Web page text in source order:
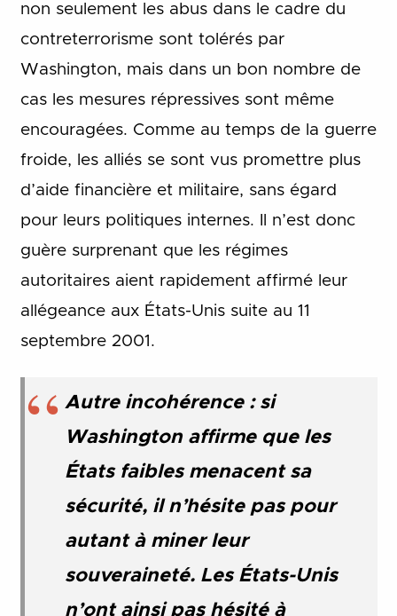
non seulement les abus dans le cadre du
contreterrorisme sont tolérés par
Washington, mais dans un bon nombre de
cas les mesures répressives sont même
encouragées. Comme au temps de la guerre
froide, les alliés se sont vus promettre plus
d’aide financière et militaire, sans égard
pour leurs politiques internes. Il n’est donc
guère surprenant que les régimes
autoritaires aient rapidement affirmé leur
allégeance aux États-Unis suite au 11
septembre 2001.
Autre incohérence : si
Washington affirme que les
États faibles menacent sa
sécurité, il n’hésite pas pour
autant à miner leur
souveraineté. Les États-Unis
n’ont ainsi pas hésité à